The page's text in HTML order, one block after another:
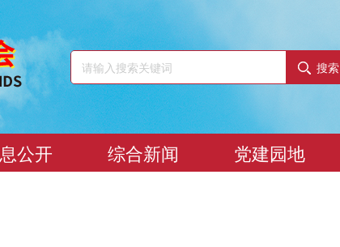
搜索
公开 综合新闻 党建园地